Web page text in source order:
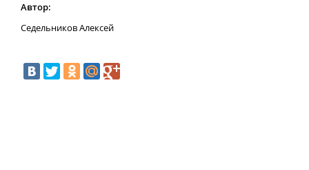
Автор:
Седельников Алексей